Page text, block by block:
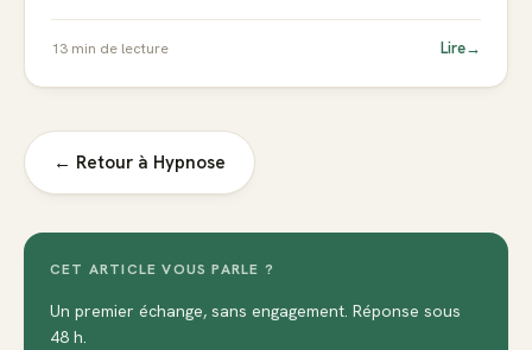
13 min de lecture Lire→
← Retour à Hypnose
CET ARTICLE VOUS PARLE ?
Un premier échange, sans engagement. Réponse sous
48 h.